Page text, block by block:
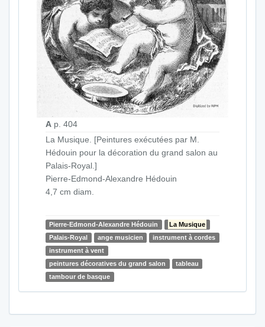
A p. 404
La Musique. [Peintures exécutées par M.
Hédouin pour la décoration du grand salon au
Palais-Royal.]
Pierre-Edmond-Alexandre Hédouin
4,7 cm diam.
Pierre-Edmond-Alexandre Hédouin
La Musique
Palais-Royal
ange musicien
instrument à cordes
instrument à vent
peintures décoratives du grand salon
tableau
tambour de basque